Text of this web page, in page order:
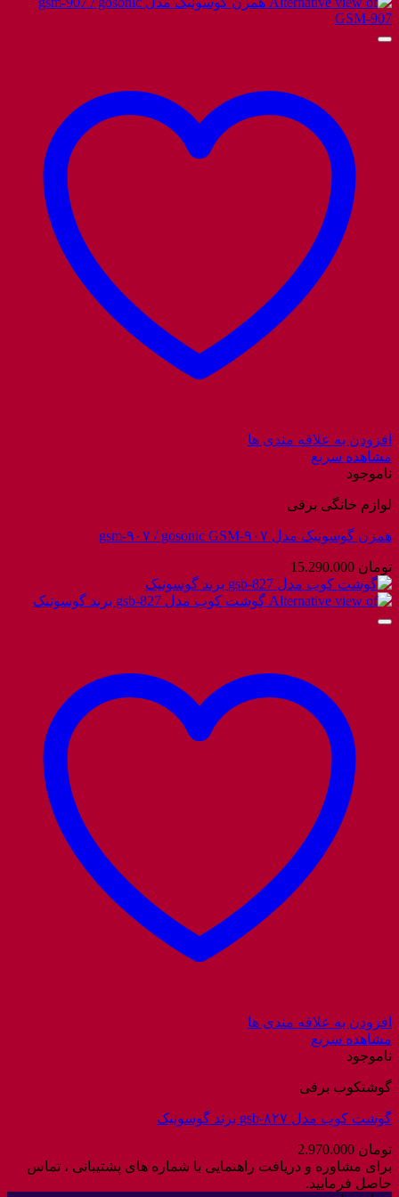
افزودن به علاقه مندی ها
مشاهده سریع
ناموجود
لوازم خانگی برقی
همزن گوسونیک مدل gsm-۹۰۷ / gosonic GSM-۹۰۷
تومان
افزودن به علاقه مندی ها
مشاهده سریع
ناموجود
گوشتکوب برقی
گوشت کوب مدل gsb-۸۲۷ برند گوسونیک
تومان
برای مشاوره و دریافت راهنمایی با شماره های پشتیبانی ، تماس
حاصل فرمایید.